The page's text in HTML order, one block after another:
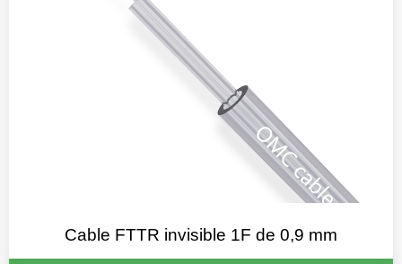
Cable FTTR invisible 1F de 0,9 mm